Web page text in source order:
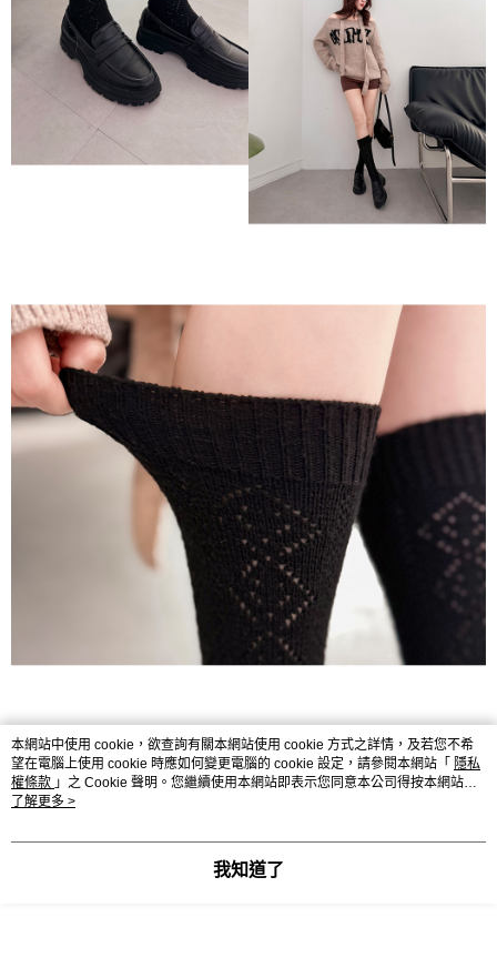
本網站中使用 cookie，欲查詢有關本網站使用 cookie 方式之詳情，及若您不希
望在電腦上使用 cookie 時應如何變更電腦的 cookie 設定，請參閱本網站「 隱私
權條款 」之 Cookie 聲明。您繼續使用本網站即表示您同意本公司得按本網站使
用條款之 Cookie 聲明使用 cookie。
了解更多 >
我知道了